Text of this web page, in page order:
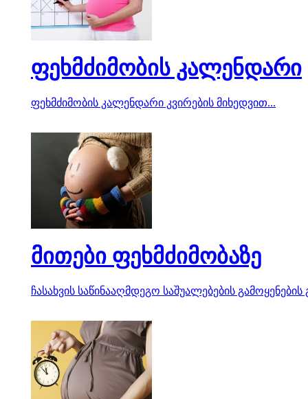
ფეხმძიმობის კალენდარი
ფეხმძიმობის კალენდარი კვირების მიხედვით...
მითები ფეხმძიმობაზე
ჩასახვის საწინააღმდეგო საშუალებების